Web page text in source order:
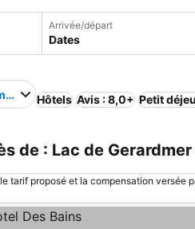
Arrivée/départ
Dates
Hôtels Avis : 8,0+ Petit
de : Lac de
tarif proposé et la compensation versée